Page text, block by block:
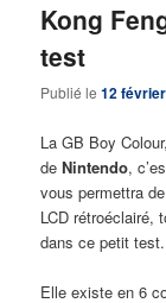
Kong
test
Publié le12
La GB Boy
deNintendo,
vous permettra
LCD rétroéclairé,
dans ce petit test.
Elle existe en 6